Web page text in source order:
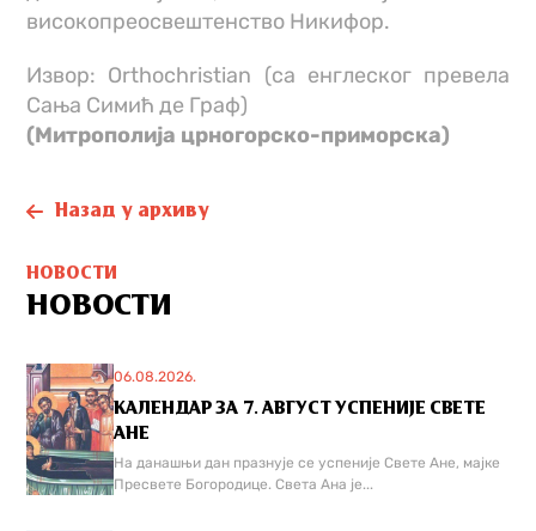
високопреосвештенство Никифор.
Извор: Orthochristian (са енглеског превела
Сања Симић де Граф)
(Митрополија црногорско-приморска)
Назад у архиву
НОВОСТИ
НОВОСТИ
06.08.2026.
КАЛЕНДАР ЗА 7. АВГУСТ УСПЕНИЈЕ СВЕТЕ
АНЕ
На данашњи дан празнује се успеније Свете Ане, мајке
Пресвете Богородице. Света Ана је...